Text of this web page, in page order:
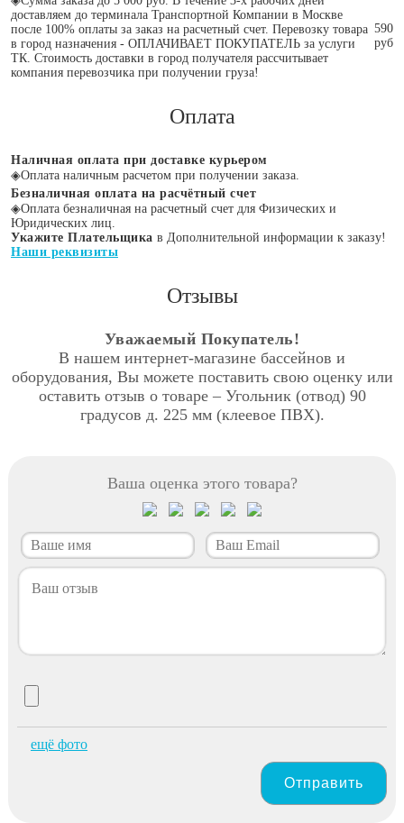
доставляем до терминала Транспортной Компании в Москве
после 100% оплаты за заказ на расчетный счет. Перевозку товара
в город назначения - ОПЛАЧИВАЕТ ПОКУПАТЕЛЬ за услуги
ТК. Стоимость доставки в город получателя рассчитывает
компания перевозчика при получении груза!
590
руб
Оплата
Наличная оплата при доставке курьером
◈Оплата наличным расчетом при получении заказа.
Безналичная оплата на расчётный счет
◈Оплата безналичная на расчетный счет для Физических и
Юридических лиц.
Укажите Плательщика в Дополнительной информации к заказу!
Наши реквизиты
Отзывы
Уважаемый Покупатель!
В нашем интернет-магазине бассейнов и
оборудования, Вы можете поставить свою оценку или
оставить отзыв о товаре – Угольник (отвод) 90
градусов д. 225 мм (клеевое ПВХ).
Ваша оценка этого товара?
ещё фото
Отправить